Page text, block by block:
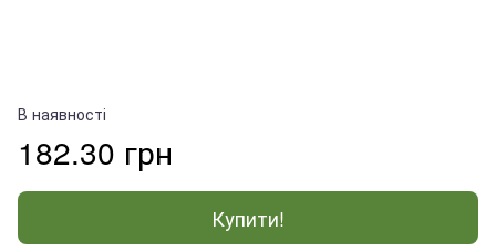
В наявності
182.30 грн
Купити!